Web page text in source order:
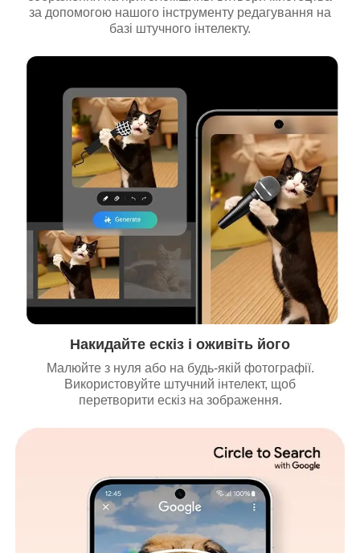
за допомогою нашого інструменту редагування на
базі штучного інтелекту.
Накидайте ескіз і оживіть його
Малюйте з нуля або на будь-якій фотографії.
Використовуйте штучний інтелект, щоб
перетворити ескіз на зображення.